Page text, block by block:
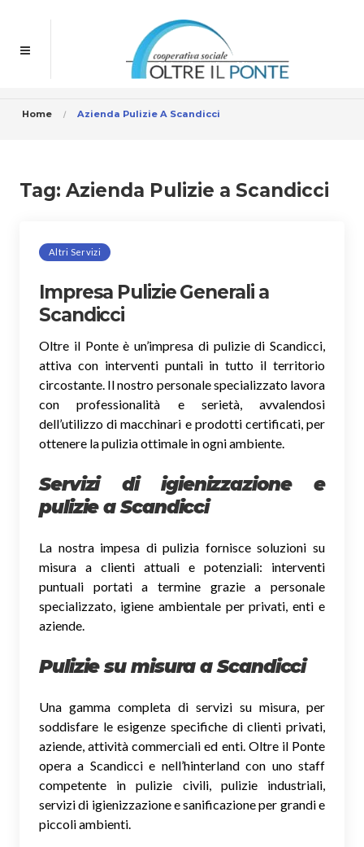
Home Azienda Pulizie A Scandicci
Tag: Azienda Pulizie a Scandicci
Altri Servizi
Impresa Pulizie Generali a
Scandicci
Oltre il Ponte è un’impresa di pulizie di Scandicci,
attiva con interventi puntali in tutto il territorio
circostante. Il nostro personale specializzato lavora
con professionalità e serietà, avvalendosi
dell’utilizzo di macchinari e prodotti certificati, per
ottenere la pulizia ottimale in ogni ambiente.
Servizi di igienizzazione e
pulizie a Scandicci
La nostra impesa di pulizia fornisce soluzioni su
misura a clienti attuali e potenziali: interventi
puntuali portati a termine grazie a personale
specializzato, igiene ambientale per privati, enti e
aziende.
Pulizie su misura a Scandicci
Una gamma completa di servizi su misura, per
soddisfare le esigenze specifiche di clienti privati,
aziende, attività commerciali ed enti. Oltre il Ponte
opera a Scandicci e nell’hinterland con uno staff
competente in pulizie civili, pulizie industriali,
servizi di igienizzazione e sanificazione per grandi e
piccoli ambienti.